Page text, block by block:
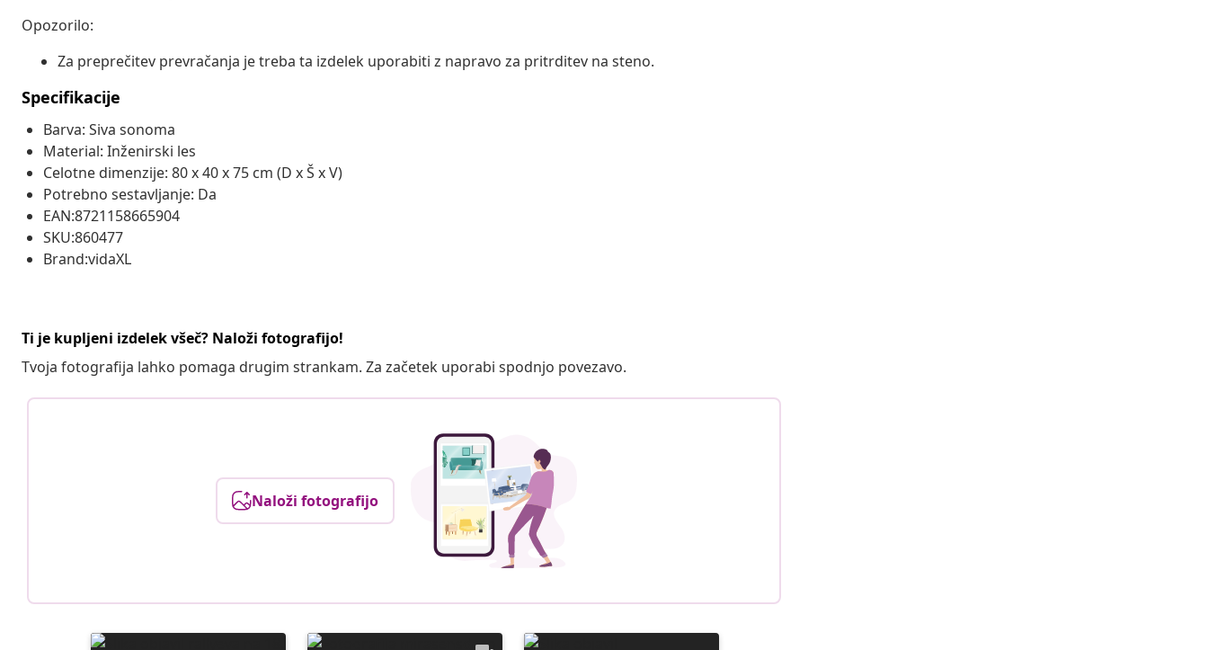
Opozorilo:
Za preprečitev prevračanja je treba ta izdelek uporabiti z napravo za pritrditev na steno.
Specifikacije
Barva: Siva sonoma
Material: Inženirski les
Celotne dimenzije: 80 x 40 x 75 cm (D x Š x V)
Potrebno sestavljanje: Da
EAN:8721158665904
SKU:860477
Brand:vidaXL
Ti je kupljeni izdelek všeč? Naloži fotografijo!
Tvoja fotografija lahko pomaga drugim strankam. Za začetek uporabi spodnjo povezavo.
Naloži fotografijo